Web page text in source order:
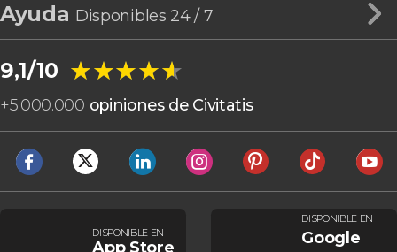
Ayuda Disponibles 24 / 7
9,1/10 ★★★★★
★★★★★
+5.000.000 opiniones de Civitatis
DISPONIBLE EN
App Store
DISPONIBLE EN
Google